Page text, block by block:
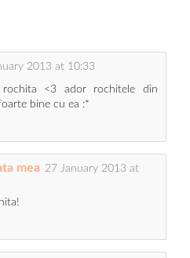
2013 at 10:33
<3 ador rochitele din
bine cu ea :*
mea 27 January 2013 at